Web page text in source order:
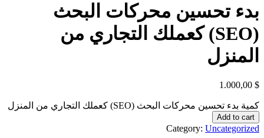
بدء تحسين محركات البحث
(SEO) كعملك التجاري من
المنزل
1.000,00 $
كمية بدء تحسين محركات البحث (SEO) كعملك التجاري من المنزل
Add to cart
Category: Uncategorized